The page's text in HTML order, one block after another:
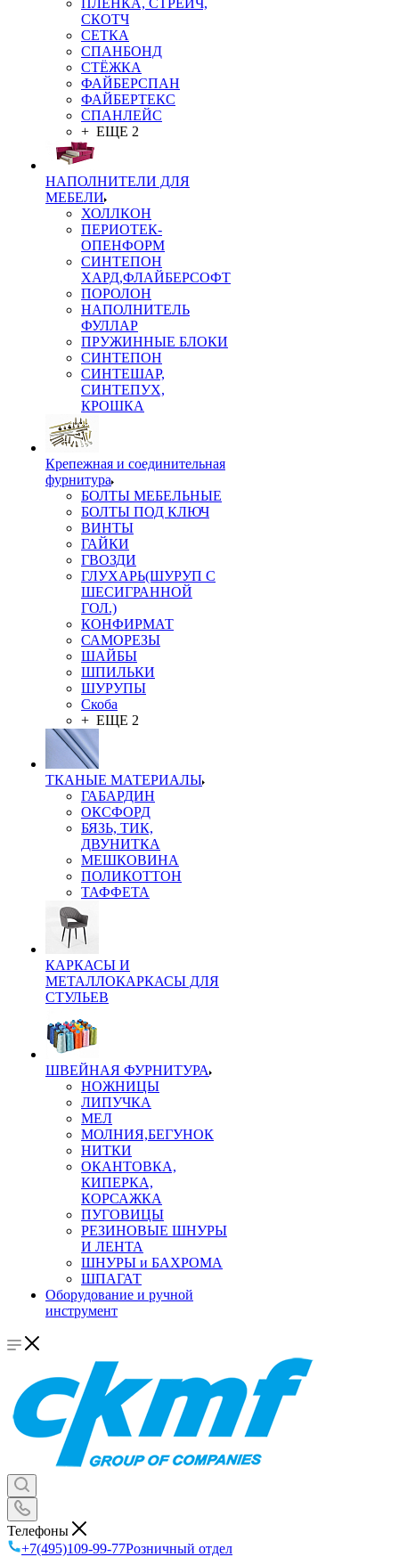
ПЛЁНКА, СТРЕЙЧ,
СКОТЧ
СЕТКА
СПАНБОНД
СТЁЖКА
ФАЙБЕРСПАН
ФАЙБЕРТЕКС
СПАНЛЕЙС
+ ЕЩЕ 2
НАПОЛНИТЕЛИ ДЛЯ
МЕБЕЛИ
ХОЛЛКОН
ПЕРИОТЕК-
ОПЕНФОРМ
СИНТЕПОН
ХАРД,ФЛАЙБЕРСОФТ
ПОРОЛОН
НАПОЛНИТЕЛЬ
ФУЛЛАР
ПРУЖИННЫЕ БЛОКИ
СИНТЕПОН
СИНТЕШАР,
СИНТЕПУХ,
КРОШКА
Крепежная и соединительная
фурнитура
БОЛТЫ МЕБЕЛЬНЫЕ
БОЛТЫ ПОД КЛЮЧ
ВИНТЫ
ГАЙКИ
ГВОЗДИ
ГЛУХАРЬ(ШУРУП С
ШЕСИГРАННОЙ
ГОЛ.)
КОНФИРМАТ
САМОРЕЗЫ
ШАЙБЫ
ШПИЛЬКИ
ШУРУПЫ
Скоба
+ ЕЩЕ 2
ТКАНЫЕ МАТЕРИАЛЫ
ГАБАРДИН
ОКСФОРД
БЯЗЬ, ТИК,
ДВУНИТКА
МЕШКОВИНА
ПОЛИКОТТОН
ТАФФЕТА
КАРКАСЫ И
МЕТАЛЛОКАРКАСЫ ДЛЯ
СТУЛЬЕВ
ШВЕЙНАЯ ФУРНИТУРА
НОЖНИЦЫ
ЛИПУЧКА
МЕЛ
МОЛНИЯ,БЕГУНОК
НИТКИ
ОКАНТОВКА,
КИПЕРКА,
КОРСАЖКА
ПУГОВИЦЫ
РЕЗИНОВЫЕ ШНУРЫ
И ЛЕНТА
ШНУРЫ и БАХРОМА
ШПАГАТ
Оборудование и ручной
инструмент
Телефоны
+7(495)109-99-77Розничный отдел